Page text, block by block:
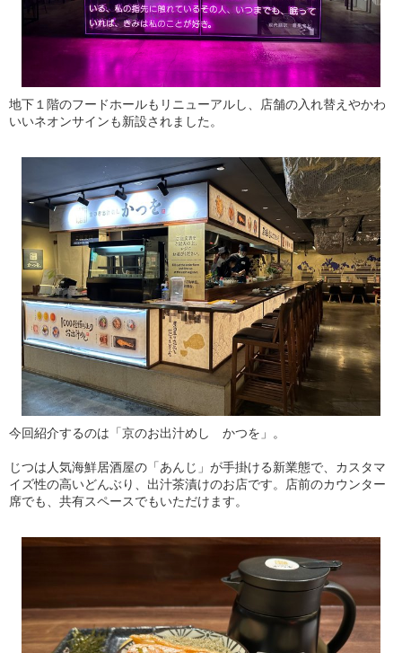
地下１階のフードホールもリニューアルし、店舗の入れ替えやかわ
いいネオンサインも新設されました。
今回紹介するのは「京のお出汁めし かつを」。
じつは人気海鮮居酒屋の「あんじ」が手掛ける新業態で、カスタマ
イズ性の高いどんぶり、出汁茶漬けのお店です。店前のカウンター
席でも、共有スペースでもいただけます。